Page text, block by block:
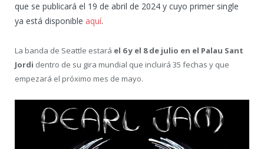
que se publicará el 19 de abril de 2024 y cuyo primer single
ya está disponible aquí.
La banda de Seattle estará el 6 y el 8 de julio en el Palau Sant
Jordi dentro de su gira mundial que incluirá 35 fechas y que
empezará el próximo mes de mayo.